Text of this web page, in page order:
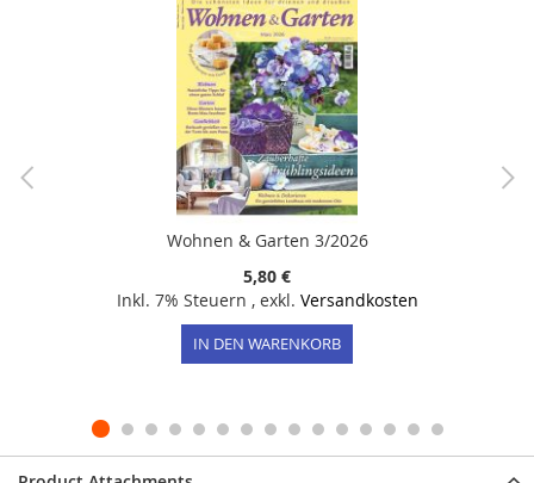
Wohnen & Garten 3/2026
5,80 €
Inkl. 7% Steuern , exkl. Versandkosten
IN DEN WARENKORB